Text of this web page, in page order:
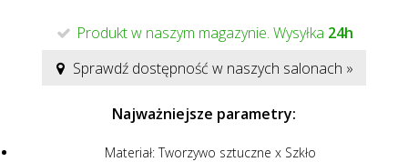
Produkt w naszym magazynie. Wysyłka 24h
Sprawdź dostępność w naszych salonach »
Najważniejsze parametry:
Materiał:Tworzywo sztuczne x Szkło